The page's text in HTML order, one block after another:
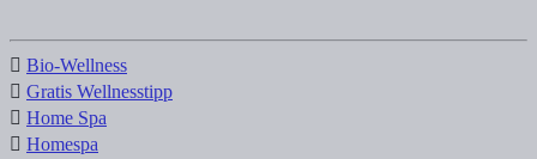
Bio-Wellness
Gratis Wellnesstipp
Home Spa
Homespa